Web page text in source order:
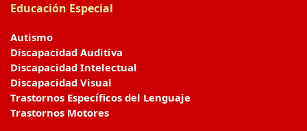
Educación Especial
Autismo
Discapacidad Auditiva
Discapacidad Intelectual
Discapacidad Visual
Trastornos Específicos del Lenguaje
Trastornos Motores